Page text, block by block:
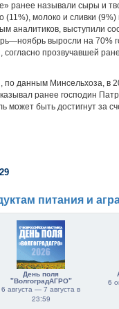
ранее называли сыры и
молоко и сливки
аналитиков, выступили
выросли на 70%
согласно прозвучавшей
данным Минсельхоза, в
ранее господин
может быть достигнут за
питания и
День поля
"ВолгоградАГРО"
6 августа — 7 августа в
23:59
6